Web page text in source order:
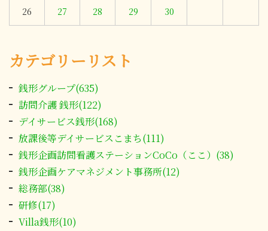
26 27 28 29 30
カテゴリーリスト
銭形グループ(635)
訪問介護 銭形(122)
デイサービス銭形(168)
放課後等デイサービスこまち(111)
銭形企画訪問看護ステーションCoCo（ここ）(38)
銭形企画ケアマネジメント事務所(12)
総務部(38)
研修(17)
Villa銭形(10)